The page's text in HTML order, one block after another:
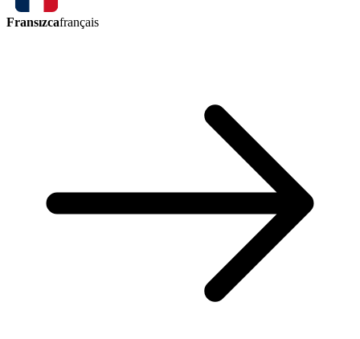
Fransızcafrançais